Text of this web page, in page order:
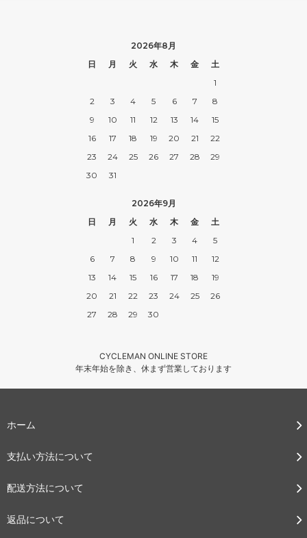
2026年8月
日
月 火 水 木 金
土
1
2
3 4 5 6 7
8
9
10 11 12 13 14
15
16
17 18 19 20 21
22
23
24 25 26 27 28
29
30
31
2026年9月
日
月 火 水 木 金
土
1
2 3 4
5
6
7 8 9 10 11
12
13
14 15 16 17 18
19
20
21 22 23 24 25
26
27
28 29 30
CYCLEMAN ONLINE STORE
年末年始を除き、休まず営業しております
ホーム
支払い方法について
配送方法について
返品について